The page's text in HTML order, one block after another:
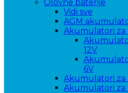
Olovne baterije
Vidi sve
AGM
Akumulatori za
12V
6V
Akumulatori za
Akumulatori za